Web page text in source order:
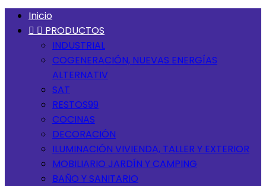
Inicio
  PRODUCTOS
INDUSTRIAL
COGENERACIÓN, NUEVAS ENERGÍAS
ALTERNATIV
SAT
RESTOS99
COCINAS
DECORACIÓN
ILUMINACIÓN VIVIENDA, TALLER Y EXTERIOR
MOBILIARIO JARDÍN Y CAMPING
BAÑO Y SANITARIO